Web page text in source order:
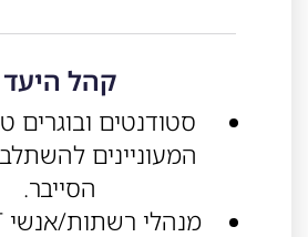
קהל היעד
סטודנטים ובוגרים
המעוניינים
הסייבר.